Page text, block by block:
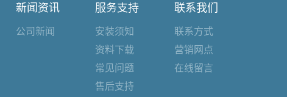
新闻资讯
公司新闻
服务支持
安装须知
资料下载
常见问题
售后支持
联系我们
联系方式
营销网点
在线留言